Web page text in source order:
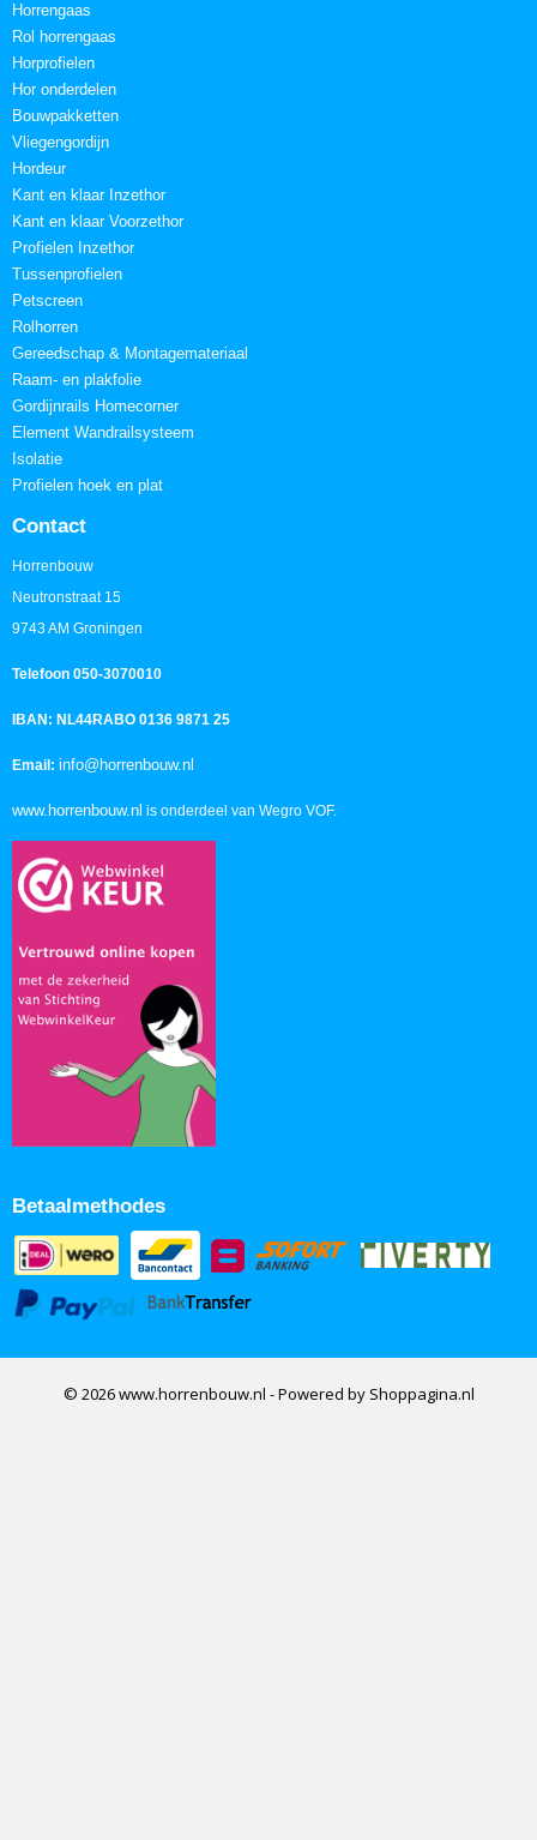
Horrengaas
Rol horrengaas
Horprofielen
Hor onderdelen
Bouwpakketten
Vliegengordijn
Hordeur
Kant en klaar Inzethor
Kant en klaar Voorzethor
Profielen Inzethor
Tussenprofielen
Petscreen
Rolhorren
Gereedschap & Montagemateriaal
Raam- en plakfolie
Gordijnrails Homecorner
Element Wandrailsysteem
Isolatie
Profielen hoek en plat
Contact
Horrenbouw
Neutronstraat 15
9743 AM Groningen
Telefoon 050-3070010
IBAN: NL44RABO 0136 9871 25
Email: info@horrenbouw.nl
www.horrenbouw.nl is onderdeel van Wegro VOF.
Betaalmethodes
© 2026 www.horrenbouw.nl - Powered by Shoppagina.nl